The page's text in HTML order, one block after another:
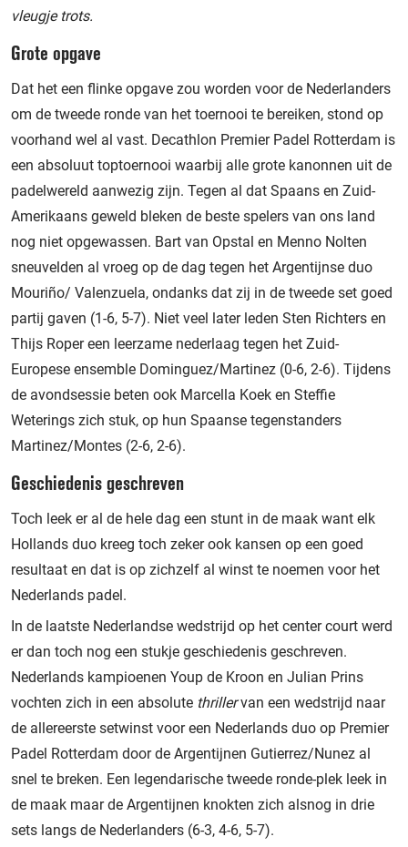
vleugje trots.
Grote opgave
Dat het een flinke opgave zou worden voor de Nederlanders
om de tweede ronde van het toernooi te bereiken, stond op
voorhand wel al vast. Decathlon Premier Padel Rotterdam is
een absoluut toptoernooi waarbij alle grote kanonnen uit de
padelwereld aanwezig zijn. Tegen al dat Spaans en Zuid-
Amerikaans geweld bleken de beste spelers van ons land
nog niet opgewassen. Bart van Opstal en Menno Nolten
sneuvelden al vroeg op de dag tegen het Argentijnse duo
Mouriño/ Valenzuela, ondanks dat zij in de tweede set goed
partij gaven (1-6, 5-7). Niet veel later leden Sten Richters en
Thijs Roper een leerzame nederlaag tegen het Zuid-
Europese ensemble Dominguez/Martinez (0-6, 2-6). Tijdens
de avondsessie beten ook Marcella Koek en Steffie
Weterings zich stuk, op hun Spaanse tegenstanders
Martinez/Montes (2-6, 2-6).
Geschiedenis geschreven
Toch leek er al de hele dag een stunt in de maak want elk
Hollands duo kreeg toch zeker ook kansen op een goed
resultaat en dat is op zichzelf al winst te noemen voor het
Nederlands padel.
In de laatste Nederlandse wedstrijd op het center court werd
er dan toch nog een stukje geschiedenis geschreven.
Nederlands kampioenen Youp de Kroon en Julian Prins
vochten zich in een absolute thrillervan een wedstrijd naar
de allereerste setwinst voor een Nederlands duo op Premier
Padel Rotterdam door de Argentijnen Gutierrez/Nunez al
snel te breken. Een legendarische tweede ronde-plek leek in
de maak maar de Argentijnen knokten zich alsnog in drie
sets langs de Nederlanders (6-3, 4-6, 5-7).